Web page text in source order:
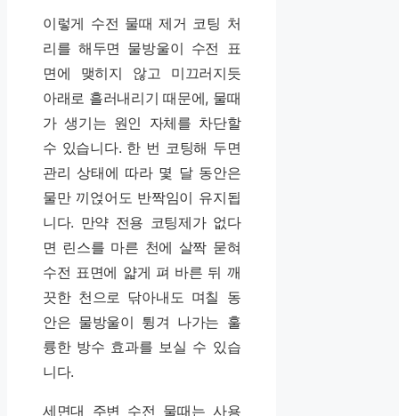
이렇게 수전 물때 제거 코팅 처
리를 해두면 물방울이 수전 표
면에 맺히지 않고 미끄러지듯
아래로 흘러내리기 때문에, 물때
가 생기는 원인 자체를 차단할
수 있습니다. 한 번 코팅해 두면
관리 상태에 따라 몇 달 동안은
물만 끼얹어도 반짝임이 유지됩
니다. 만약 전용 코팅제가 없다
면 린스를 마른 천에 살짝 묻혀
수전 표면에 얇게 펴 바른 뒤 깨
끗한 천으로 닦아내도 며칠 동
안은 물방울이 튕겨 나가는 훌
륭한 방수 효과를 보실 수 있습
니다.
세면대 주변 수전 물때는 사용